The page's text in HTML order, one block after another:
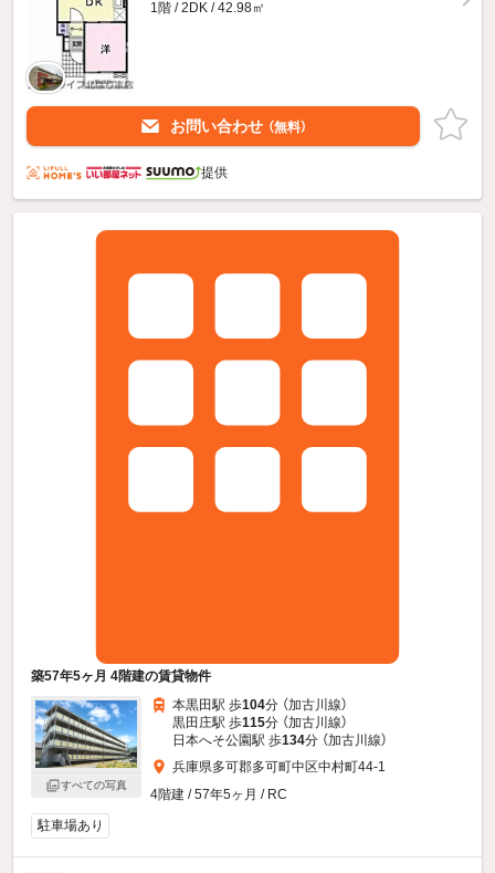
1階 / 2DK / 42.98㎡
お問い合わせ （無料）
提供
築57年5ヶ月 4階建の賃貸物件
すべての写真
本黒田駅 歩104分 （加古川線）
黒田庄駅 歩115分 （加古川線）
日本へそ公園駅 歩134分 （加古川線）
兵庫県多可郡多可町中区中村町44-1
4階建 / 57年5ヶ月 / RC
駐車場あり